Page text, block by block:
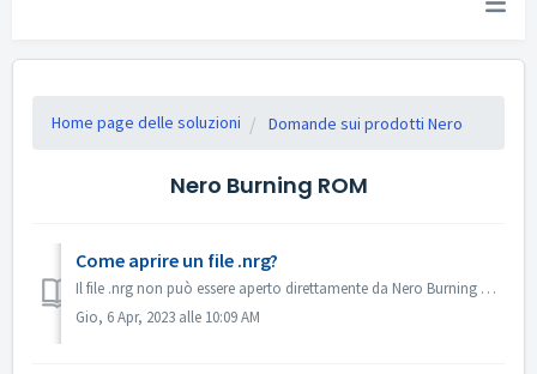
Home page delle soluzioni Domande sui prodotti Nero
Nero Burning ROM
Come aprire un file .nrg?
Il file .nrg non può essere aperto direttamente da Nero Burning ROM. È possibile masterizzare il file .nrg su disco con Nero Burning ROM. Oppure utilizzare...
Gio, 6 Apr, 2023 alle 10:09 AM